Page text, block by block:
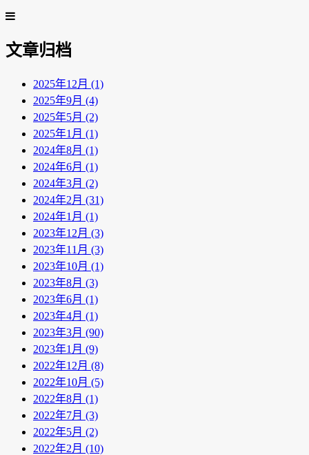
文章归档
2025年12月 (1)
2025年9月 (4)
2025年5月 (2)
2025年1月 (1)
2024年8月 (1)
2024年6月 (1)
2024年3月 (2)
2024年2月 (31)
2024年1月 (1)
2023年12月 (3)
2023年11月 (3)
2023年10月 (1)
2023年8月 (3)
2023年6月 (1)
2023年4月 (1)
2023年3月 (90)
2023年1月 (9)
2022年12月 (8)
2022年10月 (5)
2022年8月 (1)
2022年7月 (3)
2022年5月 (2)
2022年2月 (10)